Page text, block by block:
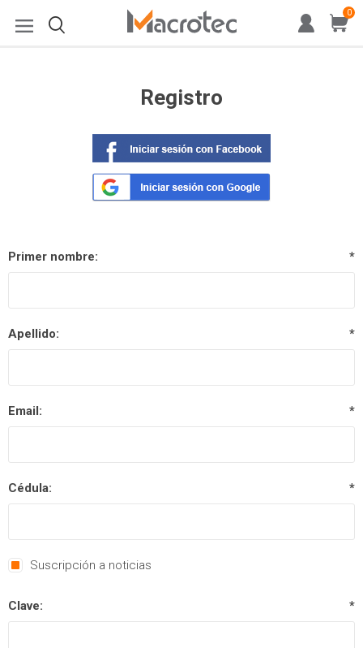
0
Registro
Primer nombre: *
Apellido: *
Email: *
Cédula: *
Suscripción a noticias
Clave: *